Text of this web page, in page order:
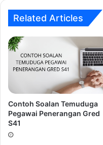
Dapatkan Rujukan Ujian
Laut A29Dengan Klik
Related Articles
Contoh Soalan Temuduga
Pegawai Penerangan Gred
S41